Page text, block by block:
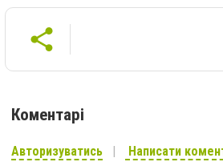
Коментарі
Авторизуватись Написати